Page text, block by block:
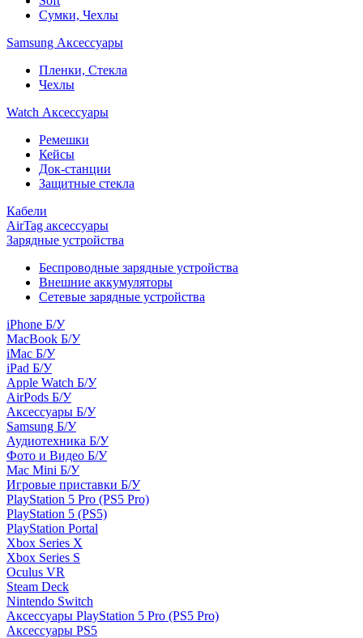
Сумки, Чехлы
Samsung Аксессуары
Пленки, Стекла
Чехлы
Watch Аксессуары
Ремешки
Кейсы
Док-станции
Защитные стекла
Кабели
AirTag аксессуары
Зарядные устройства
Беспроводные зарядные устройства
Внешние аккумуляторы
Сетевые зарядные устройства
iPhone Б/У
MacBook Б/У
iMac Б/У
iPad Б/У
Apple Watch Б/У
AirPods Б/У
Аксессуары Б/У
Samsung Б/У
Аудиотехника Б/У
Фото и Видео Б/У
Mac Mini Б/У
Игровые приставки Б/У
PlayStation 5 Pro (PS5 Pro)
PlayStation 5 (PS5)
PlayStation Portal
Xbox Series X
Xbox Series S
Oculus VR
Steam Deck
Nintendo Switch
Аксессуары PlayStation 5 Pro (PS5 Pro)
Аксессуары PS5